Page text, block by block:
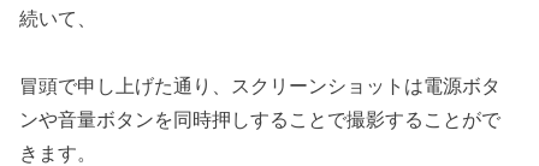
続いて、
冒頭で申し上げた通り、スクリーンショットは電源ボタ
ンや音量ボタンを同時押しすることで撮影することがで
きます。